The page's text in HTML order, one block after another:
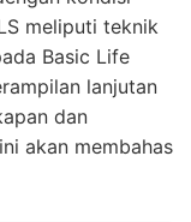
meliputi teknik
Basic Life
lanjutan
dan
akan membahas